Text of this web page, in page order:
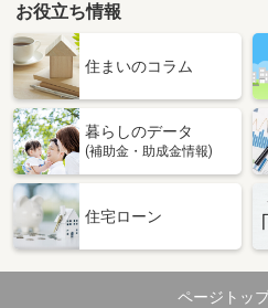
お役立ち情報
住まいのコラム
暮らしのデータ
(補助金・助成金情報)
住宅ローン
ページトッ